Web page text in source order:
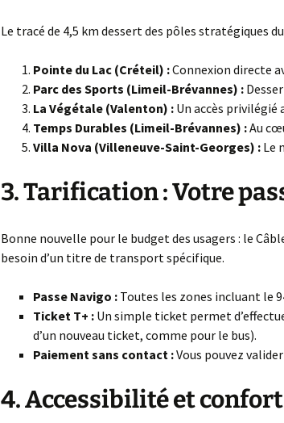
Le tracé de 4,5 km dessert des pôles stratégiques
Pointe du Lac (Créteil) :Connexion directe
Parc des Sports (Limeil-Brévannes) :
La Végétale (Valenton) : Un accès privilégié
Temps Durables (Limeil-Brévannes) :Au
Villa Nova (Villeneuve-Saint-Georges) : Le
3. Tarification : Votre
Bonne nouvelle pour le budget des usagers : le
besoin d’un titre de transport spécifique.
Passe Navigo : Toutes les zones incluant le
Ticket T+ : Un simple ticket permet
d’un nouveau ticket, comme pour le bus).
Paiement sans contact :Vous pouvez
4. Accessibilité et